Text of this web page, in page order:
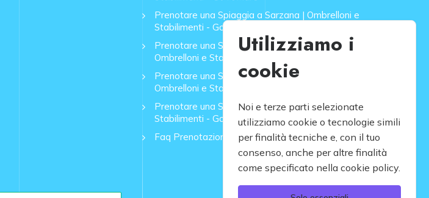
Prenotare una Spiaggia a Sarzana | Ombrelloni e
Stabilimenti - GoToMare
Prenotare una Spiaggia a Forte dei Marmi |
Ombrelloni e Stabilimenti - GoToMare
Prenotare una Spiaggia a Lido di Camaiore |
Ombrelloni e Stabilimenti - GoToMare
Prenotare una Spiaggia a Rapallo | Ombrelloni e
Stabilimenti - GoToMare
Faq Prenotazione Spiagge
Utilizziamo i
cookie
Noi e terze parti selezionate
utilizziamo cookie o tecnologie simili
per finalità tecniche e, con il tuo
consenso, anche per altre finalità
come specificato nella cookie policy.